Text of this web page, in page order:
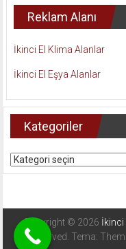
Reklam Alanı
İkinci El Klima Alanlar
İkinci El Eşya Alanlar
Kategoriler
Kategoriler
Copyright © 2026 İkinci
reserved. Tema: